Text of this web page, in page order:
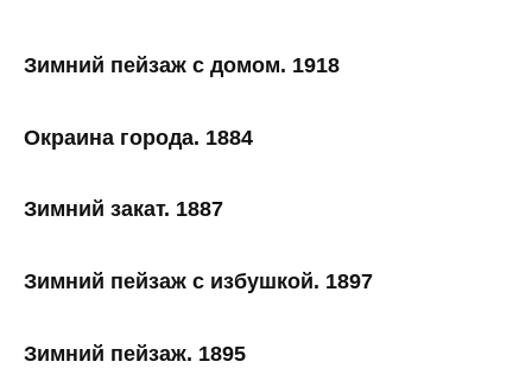
Зимний пейзаж с домом. 1918
Окраина города. 1884
Зимний закат. 1887
Зимний пейзаж с избушкой. 1897
Зимний пейзаж. 1895